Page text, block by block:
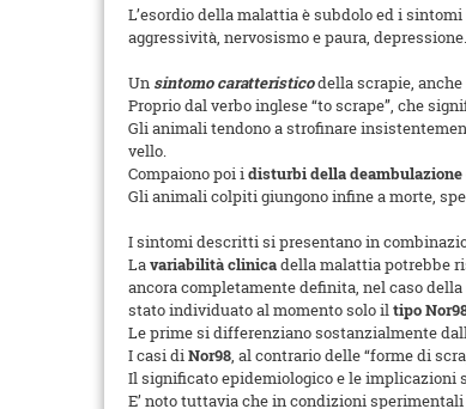
L’esordio della malattia è subdolo ed i
aggressività, nervosismo e paura, depressione.
Un sintomo caratteristicodella scrapie,
Proprio dal verbo inglese “to scrape”, che
Gli animali tendono a strofinare
vello.
Compaiono poi idisturbi della deambulazione
Gli animali colpiti giungono infine a morte,
I sintomi descritti si presentano in
Lavariabilitàclinicadella malattia potrebbe
ancora completamente definita, nel caso
stato individuato al momento solo iltipo
Le prime si differenziano sostanzialmente
I casi diNor98, al contrario delle “forme di
Il significato epidemiologico e le implicazioni
E’ noto tuttavia che in condizioni